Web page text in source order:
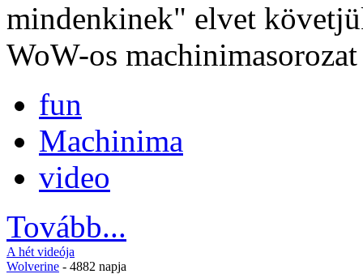
mindenkinek" elvet
WoW-os
fun
Machinima
video
Tovább...
A hét videója
Wolverine - 4882 napja